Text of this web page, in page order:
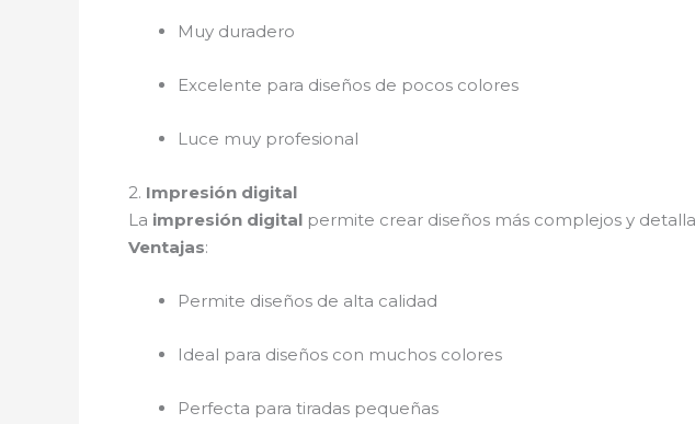
Muy duradero
Excelente para diseños de pocos colores
Luce muy profesional
2. Impresión digital
La impresión digital permite crear diseños más complejos y
Ventajas:
Permite diseños de alta calidad
Ideal para diseños con muchos colores
Perfecta para tiradas pequeñas